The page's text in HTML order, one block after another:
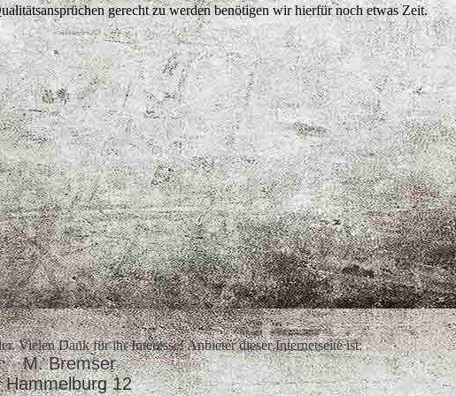
gerecht zu werden benötigen wir hierfür noch etwas Zeit.
Vielen Dank für ihr Interesse! Anbieter dieser Internetseite ist:
M. Bremser
Hammelburg 12